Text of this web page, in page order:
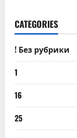
CATEGORIES
! Без рубрики
1
16
25